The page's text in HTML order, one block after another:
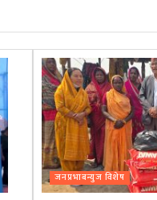
जनप्रभाबन्युज विशेष